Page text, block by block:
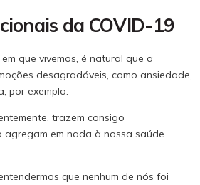
da COVID-19
que vivemos, é natural que a
desagradáveis, como ansiedade,
por exemplo.
trazem consigo
em nada à nossa saúde
que nenhum de nós foi